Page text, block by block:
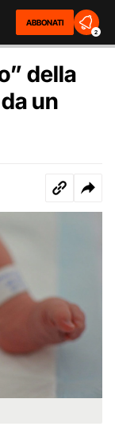
ABBONATI
2
della
un